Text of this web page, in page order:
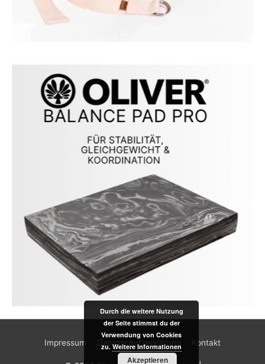
Impressum Datenschutzerklärung Kontakt
Durch die weitere Nutzung
der Seite stimmst du der
Verwendung von Cookies
zu. Weitere Informationen
Akzeptieren